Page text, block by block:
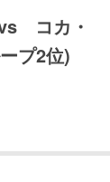
コカ・
プ2位)